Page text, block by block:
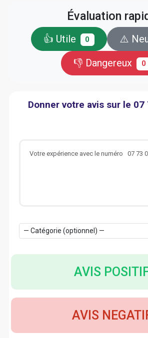
Évaluation
👍 Utile 0 ⚠️
👎 Dangereux 0
Donner votre avis sur le 07
AVIS
AVIS